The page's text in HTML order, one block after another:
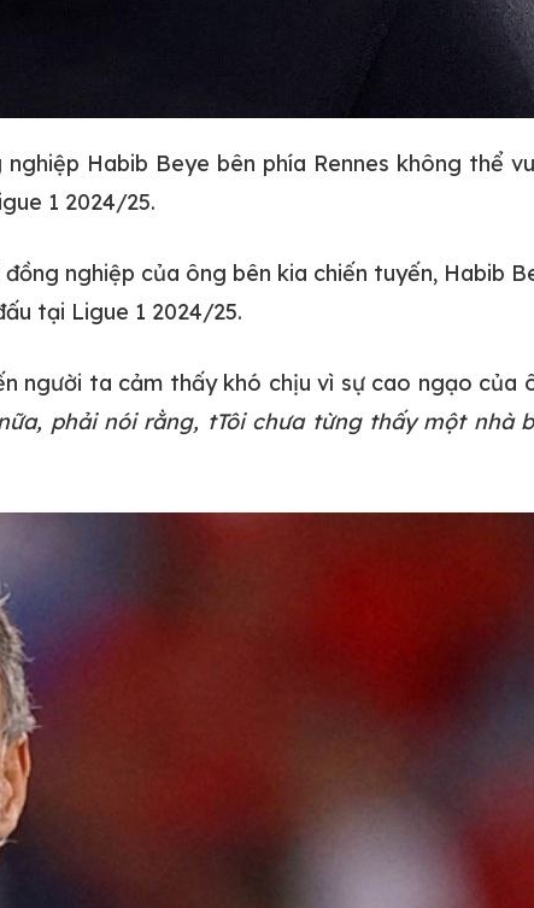
Habib Beye bên phía Rennes không thể
1 2024/25.
nghiệp của ông bên kia chiến tuyến, Habib
tại Ligue 1 2024/25.
người ta cảm thấy khó chịu vì sự cao ngạo của
phải nói rằng, tTôi chưa từng thấy một nhà